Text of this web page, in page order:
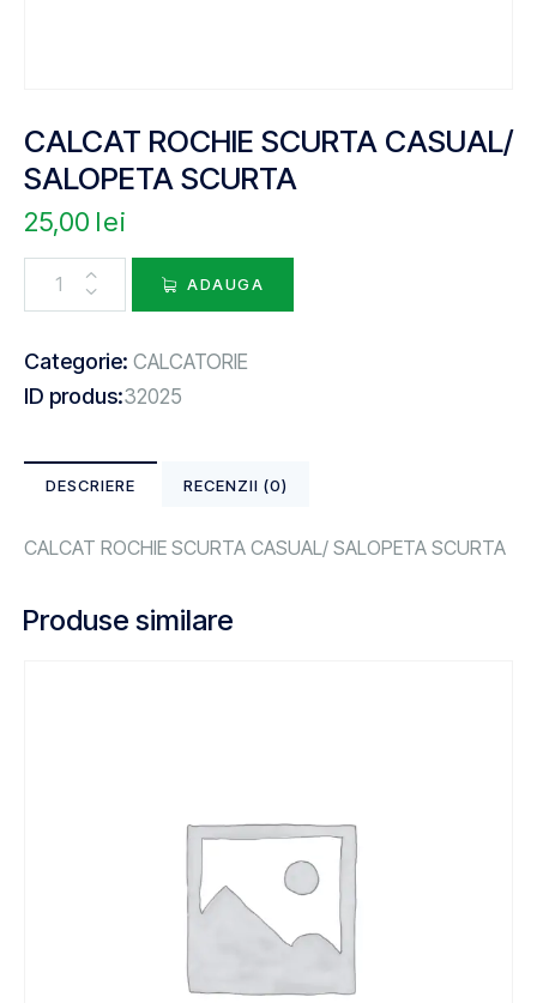
CALCAT ROCHIE SCURTA CASUAL/
SALOPETA SCURTA
25,00 lei
ADAUGA
Categorie: CALCATORIE
ID produs:32025
DESCRIERE RECENZII (0)
CALCAT ROCHIE SCURTA CASUAL/ SALOPETA SCURTA
Produse similare